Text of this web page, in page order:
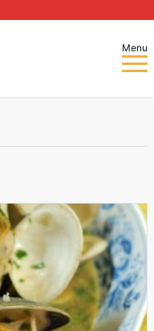
Menu